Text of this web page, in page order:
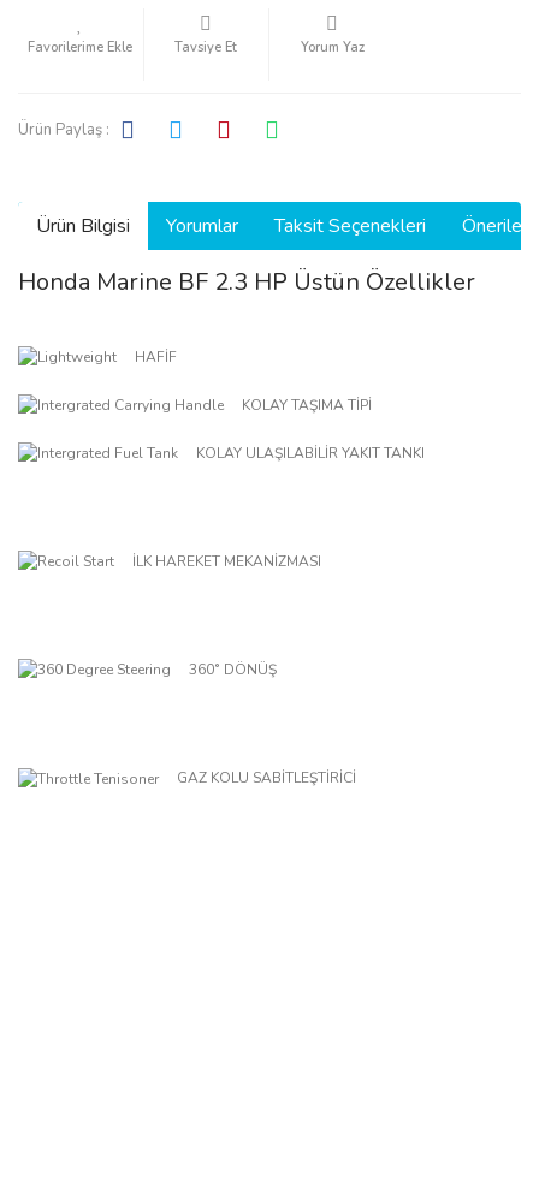
Tavsiye Et Yorum Yaz
Ürün Paylaş :
Ürün Bilgisi Yorumlar Taksit Seçenekleri
Honda Marine BF 2.3 HP Üstün Özellikler
HAFİF
KOLAY TAŞIMA TİPİ
KOLAY ULAŞILABİLİR YAKIT TANKI
İLK HAREKET MEKANİZMASI
360˚ DÖNÜŞ
GAZ KOLU SABİTLEŞTİRİCİ